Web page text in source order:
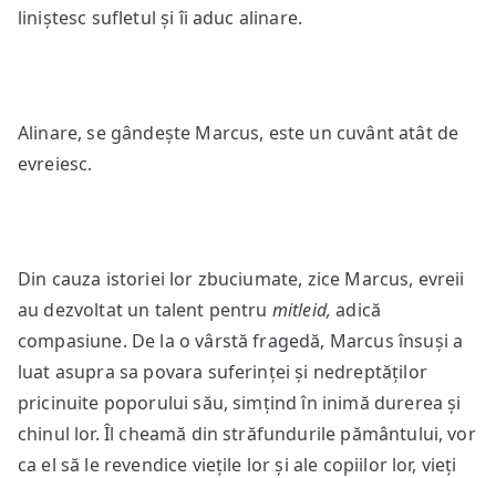
liniștesc sufletul și îi aduc alinare.
Alinare, se gândește Marcus, este un cuvânt atât de
evreiesc.
Din cauza istoriei lor zbuciumate, zice Marcus, evreii
au dezvoltat un talent pentru mitleid, adică
compasiune. De la o vârstă fragedă, Marcus însuși a
luat asupra sa povara suferinței și nedreptăților
pricinuite poporului său, simțind în inimă durerea și
chinul lor. Îl cheamă din străfundurile pământului, vor
ca el să le revendice viețile lor și ale copiilor lor, vieți